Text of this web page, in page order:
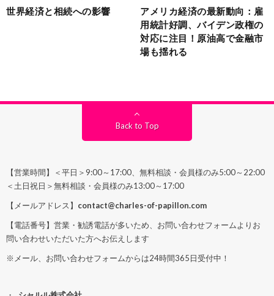
世界経済と相続への影響
アメリカ経済の最新動向：雇
用統計好調、バイデン政権の
対応に注目！原油高で金融市
場も揺れる
Back to Top
【営業時間】＜平日＞9:00～17:00、無料相談・会員様のみ5:00～22:00
＜土日祝日＞無料相談・会員様のみ13:00～17:00
【メールアドレス】 contact@charles-of-papillon.com
【電話番号】営業・勧誘電話が多いため、お問い合わせフォームよりお
問い合わせいただいた方へお伝えします
※メール、お問い合わせフォームからは24時間365日受付中！